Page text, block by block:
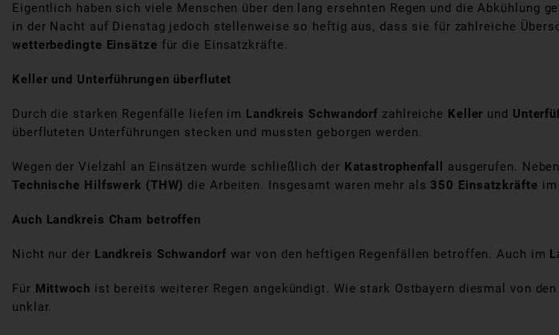
Eigentlich haben sich viele Menschen über den lang ersehnten Regen und die Abkühlung
in der Nacht auf Dienstag jedoch stellenweise so heftig aus, dass sie für zahlreiche
wetterbedingte Einsätze für die Einsatzkräfte.
Keller und Unterführungen überflutet
Durch die starken Regenfälle liefen im Landkreis Schwandorf zahlreiche Keller und
überfluteten Unterführungen stecken und mussten geborgen werden.
Wegen der Vielzahl an Einsätzen wurde schließlich der Katastrophenfall ausgerufen.
Technische Hilfswerk (THW) die Arbeiten. Insgesamt waren mehr als350 Einsatzkräfte
Auch Landkreis Cham betroffen
Nicht nur der Landkreis Schwandorf war von den heftigen Regenfällen betroffen. Auch im
Für Mittwoch ist bereits weiterer Regen angekündigt. Wie stark Ostbayern diesmal von
unklar.